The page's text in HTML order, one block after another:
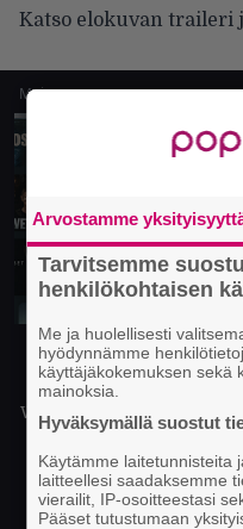
Katso elokuvan traileri
Mainos
Kaipaatko
We’ve got it – Viaplayssa
elokuvia,
kotimaista sisältöä,
Arvostamme
Tarvitsemme
henkilökohtaisen
Me ja huolellisesti
hyödynnämme
käyttäjäkokemuksen sekä
mainoksia.
Hyväksymällä suostut
Käytämme laitetunnisteita
laitteellesi saadaksemme
vierailit, IP-osoitteestasi
Pääset tutustumaan